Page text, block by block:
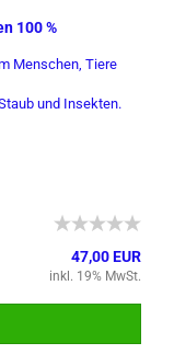
100 %
Men­schen, Tiere
und In­sek­ten.
47,00 EUR
inkl. 19% MwSt.